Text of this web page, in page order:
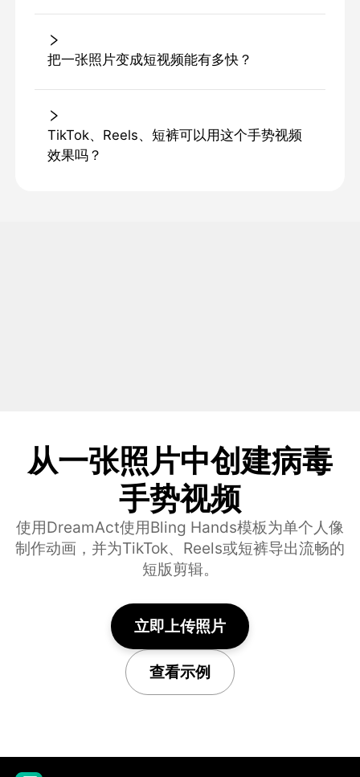
把一张照片变成短视频能有多快？
TikTok、Reels、短裤可以用这个手势视频
效果吗？
从一张照片中创建病毒
手势视频
使用DreamAct使用Bling Hands模板为单个人像
制作动画，并为TikTok、Reels或短裤导出流畅的
短版剪辑。
立即上传照片
查看示例